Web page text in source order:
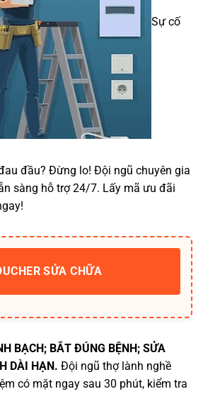
Sự cố
đầu? Đừng lo! Đội ngũ chuyên gia
sàng hỗ trợ 24/7. Lấy mã ưu đãi
SỬA CHỮA
BẠCH; BẮT ĐÚNG BỆNH; SỬA
DÀI HẠN. Đội ngũ thợ lành nghề
có mặt ngay sau 30 phút, kiểm tra